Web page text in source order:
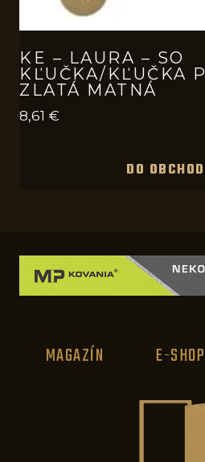
KE – LAURA – SO
KĽUČKA/KĽUČKA
ZLATÁ MATNÁ
8,61 €
DO
MAGAZÍN E-SHOP